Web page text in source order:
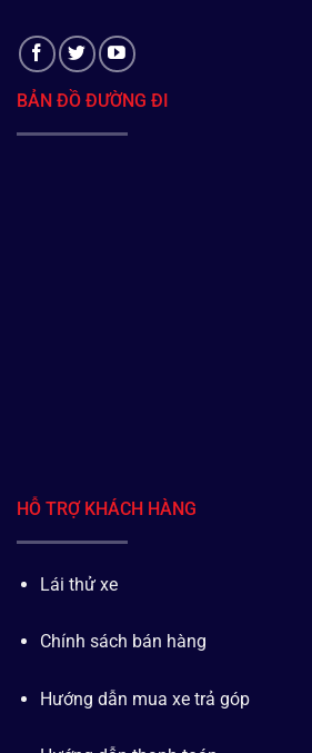
BẢN ĐỒ ĐƯỜNG ĐI
HỖ TRỢ KHÁCH HÀNG
Lái thử xe
Chính sách bán hàng
Hướng dẫn mua xe trả góp